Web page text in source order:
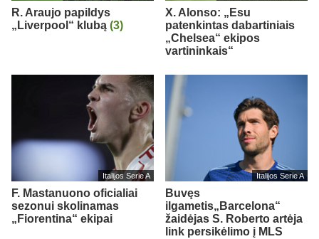
R. Araujo papildys
„Liverpool“ klubą (3)
X. Alonso: „Esu
patenkintas dabartiniais
„Chelsea“ ekipos
vartininkais“
Italijos Serie A
F. Mastanuono oficialiai
sezonui skolinamas
„Fiorentina“ ekipai
Italijos Serie A
Buvęs
ilgametis„Barcelona“
žaidėjas S. Roberto artėja
link persikėlimo į MLS